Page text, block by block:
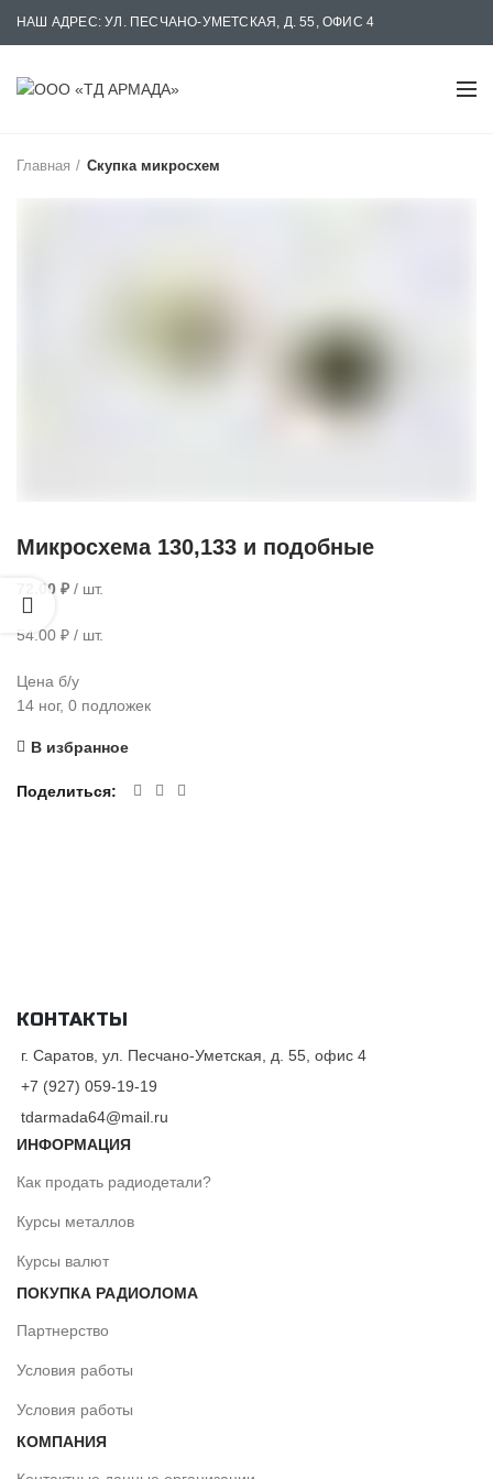
НАШ АДРЕС: УЛ. ПЕСЧАНО-УМЕТСКАЯ, Д. 55, ОФИС 4
Главная Скупка микросхем
Микросхема 130,133 и подобные
72.00 ₽ / шт.
54.00 ₽ / шт.
Цена б/у
14 ног, 0 подложек
В избранное
Поделиться
КОНТАКТЫ
г. Саратов, ул. Песчано-Уметская, д. 55, офис 4
+7 (927) 059-19-19
tdarmada64@mail.ru
ИНФОРМАЦИЯ
Как продать радиодетали?
Курсы металлов
Курсы валют
ПОКУПКА РАДИОЛОМА
Партнерство
Условия работы
Условия работы
КОМПАНИЯ